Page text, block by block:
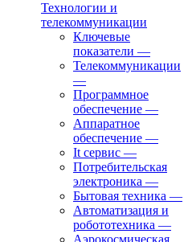
Технологии и
телекоммуникации
Ключевые
показатели —
Телекоммуникации
—
Программное
обеспечение —
Аппаратное
обеспечение —
It сервис —
Потребительская
электроника —
Бытовая техника —
Автоматизация и
робототехника —
Аэрокосмическая